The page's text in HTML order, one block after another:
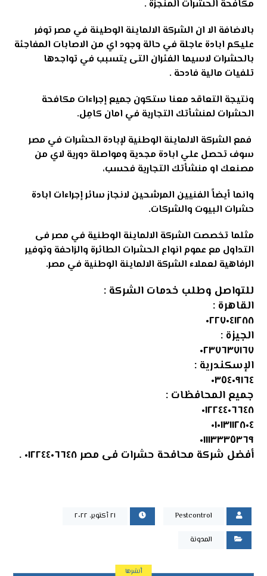
مكافحة الحشرات المنجزة .
بالاضافة الا ان الشركة الالماينة الوطينة في مصر توفر
عليكم ابادة عاجلة في حالة وجود اي من الاصابات المفاجئة
بالحشرات لاسيما الفئران التى يتسبب في تواجدها
تلفيات مالية فادحة .
ونتيجة التعاقد معنا ستكون جميع إجراءات مكافحة
الحشرات لمنشأتك التجارية في امان كامِل.
فمع الشركة الالماينة الوطنية لإبادة الحشرات في مصر
سوف تحصل علي ابادة مجدية ومواصلة دورية لاي من
مصنعك او منشأتك التجارية فحسب،
وانما أيضاً الفنيين المرشحين لانجاز سائر إجراءات ابادة
حشرات البيوت والشركات.
مثلما تخصصت الشركة الالماينة الوطنية في مصر فى
التداول مع عموم انواع الحشرات الطائرة والزاحفة وتوفير
الرفاهية لعملاء الشركة الالماينة الوطنية في مصر.
للتواصل وطلب خدمات الشركة :
القاهرة :
٠٢٢٧٠٤١٢٨٨
الجيزة :
٠٢٣٧٦٣٧١٦٧
الإسكندرية :
٠٣٥٤٠٩١٦٤
جميع المحافظات :
٠١٢٢٤٤٠٦٦٤٨
٠١٠١٣١١٢٨٠٤
٠١١١٣٣٣٥٣٦٩
أفضل شركة محافحة حشرات فى مصر ٠١٢٢٤٤٠٦٦٤٨
.
Pestcontrol ٢١ أكتوبر، ٢٠٢٢
المدونة